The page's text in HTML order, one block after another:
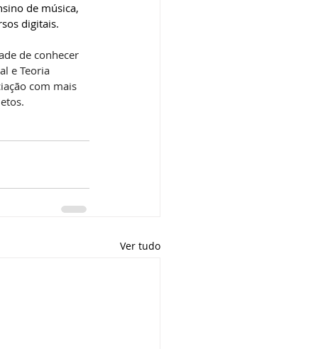
de música,
digitais.
de conhecer
e Teoria
com mais
Ver tudo